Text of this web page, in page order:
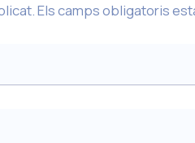
Els camps obligatoris